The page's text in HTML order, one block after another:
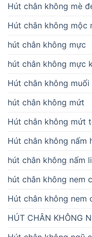
Hút chân không mè
Hút chân không mộc
hút chân không mực
hút chân không mực
Hút chân không muối
hút chân không mứt
Hút chân không mứt
Hút chân không nấm
hút chân không nấm
hút chân không nem
Hút chân không nem
HÚT CHÂN KHÔNG